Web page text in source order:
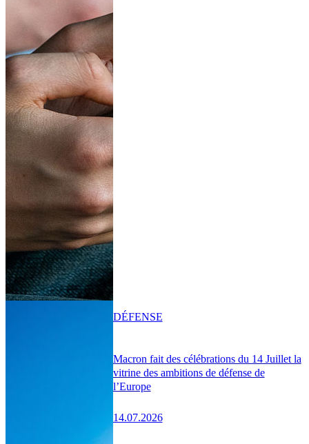
Macron fait des célébrations du 14 Juillet la
vitrine des ambitions de défense de
l’Europe
14.07.2026
DÉFENSE